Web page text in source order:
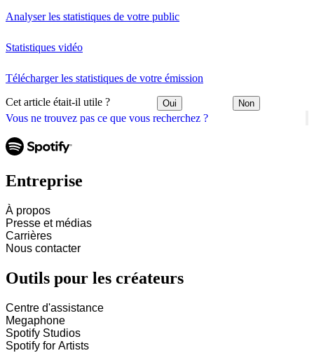
Vous ne trouvez pas ce que vous recherchez ?
Analyser les statistiques de votre public
Statistiques vidéo
Télécharger les statistiques de votre émission
Cet article était-il utile ? Oui Non
Entreprise
À propos
Presse et médias
Carrières
Nous contacter
Outils pour les créateurs
Centre d'assistance
Megaphone
Spotify Studios
Spotify for Artists